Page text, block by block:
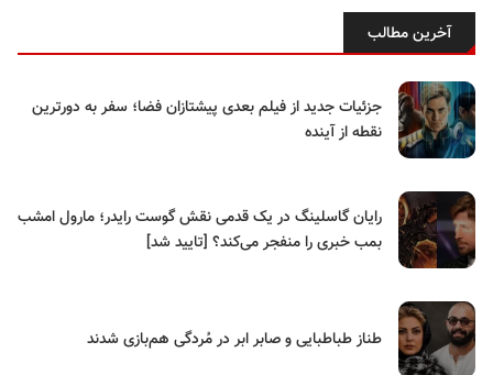
آخرین مطالب
جزئیات جدید از فیلم بعدی پیشتازان فضا؛ سفر به دورترین
نقطه از آینده
رایان گاسلینگ در یک قدمی نقش گوست رایدر؛ مارول امشب
بمب خبری را منفجر می‌کند؟ [تایید شد]
طناز طباطبایی و صابر ابر در مُردگی هم‌بازی شدند